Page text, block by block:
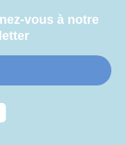
vous à notre